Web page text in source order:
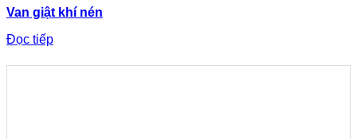
Van giật khí nén
Đọc tiếp